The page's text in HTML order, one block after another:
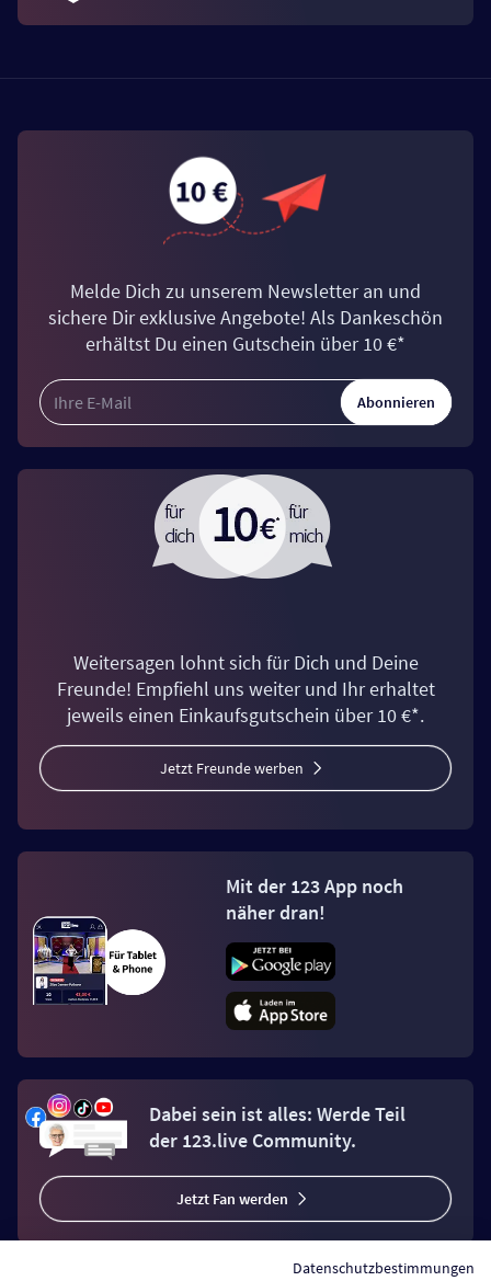
Melde Dich zu unserem Newsletter an und
sichere Dir exklusive Angebote! Als Dankeschön
erhältst Du einen Gutschein über 10 €*
Abonnieren
Weitersagen lohnt sich für Dich und Deine
Freunde! Empfiehl uns weiter und Ihr erhaltet
jeweils einen Einkaufsgutschein über 10 €*.
Jetzt Freunde werben
Mit der 123 App noch
näher dran!
Dabei sein ist alles: Werde Teil
der 123.live Community.
Jetzt Fan werden
Datenschutzbestimmungen